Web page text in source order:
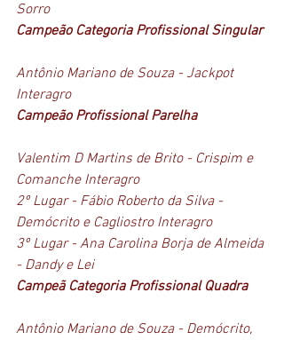
Sorro
Campeão Categoria Profissional Singular
Antônio Mariano de Souza - Jackpot
Interagro
Campeão Profissional Parelha
Valentim D Martins de Brito - Crispim e
Comanche Interagro
2º Lugar - Fábio Roberto da Silva -
Demócrito e Cagliostro Interagro
3º Lugar - Ana Carolina Borja de Almeida
- Dandy e Lei
Campeã Categoria Profissional Quadra
Antônio Mariano de Souza - Demócrito,